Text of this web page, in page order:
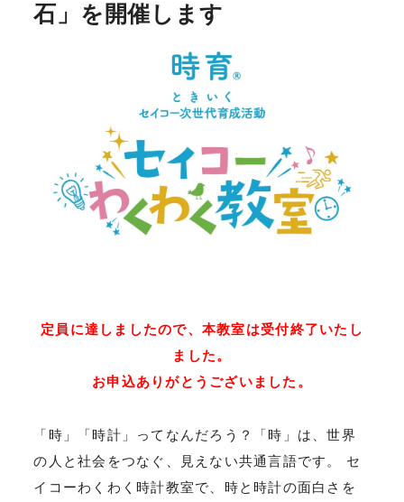
石」を開催します
定員に達しましたので、本教室は受付終了いたし
ました。
お申込ありがとうございました。
「時」「時計」ってなんだろう？「時」は、世界
の人と社会をつなぐ、見えない共通言語です。 セ
イコーわくわく時計教室で、時と時計の面白さを